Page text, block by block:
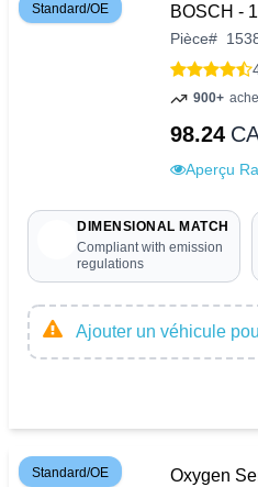
Standard/OE BOSCH -
Pièce#
900+
98.24
Aperçu
DIMENSIONAL MATCH
Compliant with emission
regulations
Ajouter un véhicule
Standard/OE Oxygen